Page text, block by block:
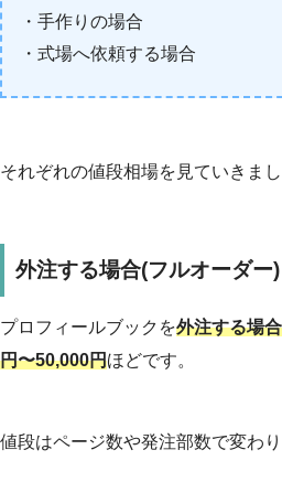
・手作りの場合
・式場へ依頼する場合
それぞれの値段相場を見ていきまし
外注する場合(フルオーダー)
プロフィールブックを外注する場
円〜50,000円ほどです。
値段はページ数や発注部数で変わり